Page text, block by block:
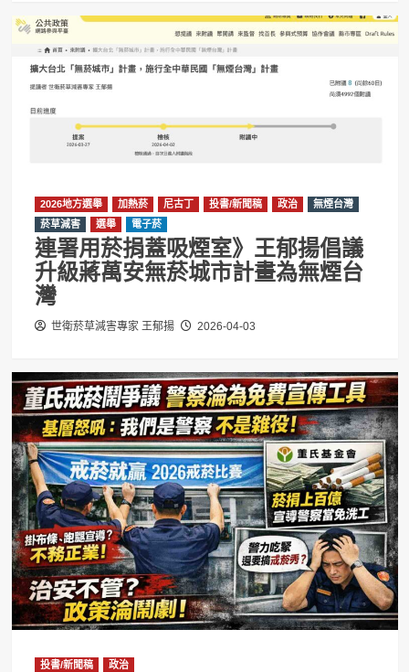
2026地方選舉 加熱菸 尼古丁 投書/新聞稿 政治
無煙台灣
菸草減害
選舉 電子菸
連署用菸捐蓋吸煙室》王郁揚倡議
升級蔣萬安無菸城市計畫為無煙台
灣
世衛菸草減害專家 王郁揚 2026-04-03
投書/新聞稿 政治